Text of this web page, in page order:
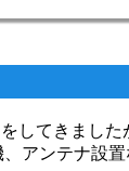
てきました
アンテナ設